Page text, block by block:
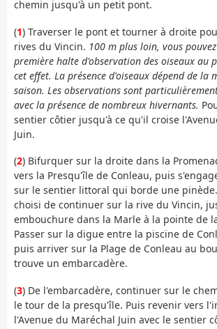
chemin jusqu'à un petit pont.
(1) Traverser le pont et tourner à droite
rives du Vincin. 100 m plus loin, vous
première halte d'observation des oiseaux au
cet effet. La présence d'oiseaux dépend de la
saison. Les observations sont
avec la présence de nombreux hivernants.
sentier côtier jusqu'à ce qu'il croise
Juin.
(2) Bifurquer sur la droite dans la
vers la Presqu'île de Conleau, puis
sur le sentier littoral qui borde une
choisi de continuer sur la rive du Vincin,
embouchure dans la Marle à la pointe de
Passer sur la digue entre la piscine de
puis arriver sur la Plage de Conleau au
trouve un embarcadère.
(3) De l'embarcadère, continuer sur le
le tour de la presqu'île. Puis revenir vers
l'Avenue du Maréchal Juin avec le sentier